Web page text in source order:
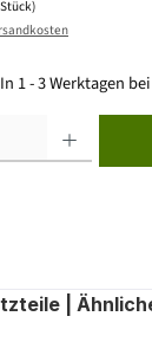
1 - 3 Werktagen
|